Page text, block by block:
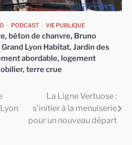
PODCAST VIE PUBLIQUE
, béton de chanvre, Bruno
Grand Lyon Habitat, Jardin des
abordable, logement
, terre crue
La Ligne Vertuose :
s’initier à la menuiserie
pour un nouveau départ